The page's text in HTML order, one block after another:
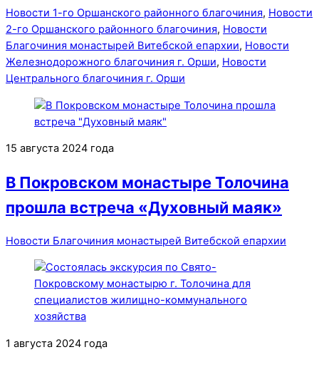
Новости 1-го Оршанского районного благочиния, Новости
2-го Оршанского районного благочиния, Новости
Благочиния монастырей Витебской епархии, Новости
Железнодорожного благочиния г. Орши, Новости
Центрального благочиния г. Орши
15 августа 2024 года
В Покровском монастыре Толочина
прошла встреча «Духовный маяк»
Новости Благочиния монастырей Витебской епархии
1 августа 2024 года